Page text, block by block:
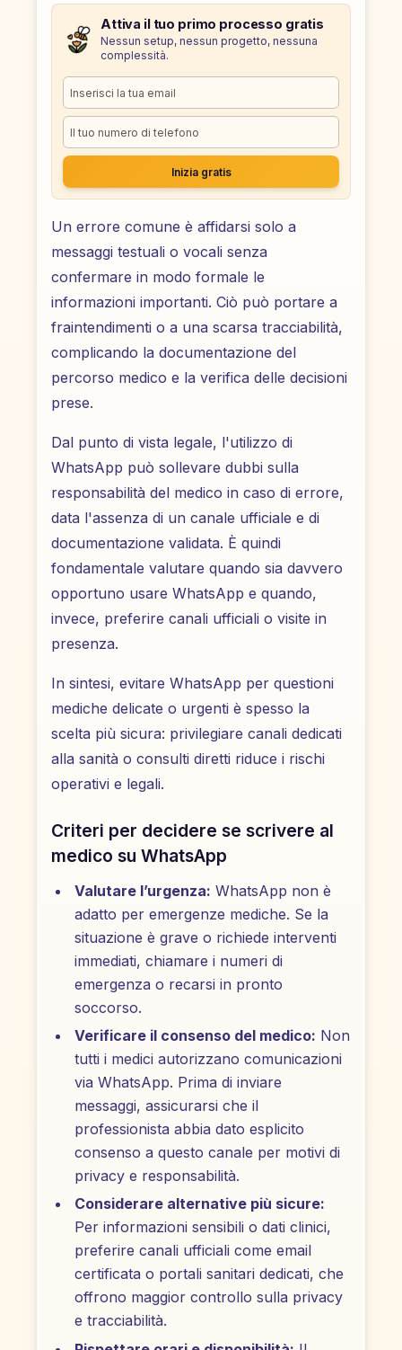
Attiva il tuo primo processo gratis
Nessun setup, nessun progetto, nessuna
complessità.
Inizia gratis
Un errore comune è affidarsi solo a
messaggi testuali o vocali senza
confermare in modo formale le
informazioni importanti. Ciò può portare a
fraintendimenti o a una scarsa tracciabilità,
complicando la documentazione del
percorso medico e la verifica delle decisioni
prese.
Dal punto di vista legale, l'utilizzo di
WhatsApp può sollevare dubbi sulla
responsabilità del medico in caso di errore,
data l'assenza di un canale ufficiale e di
documentazione validata. È quindi
fondamentale valutare quando sia davvero
opportuno usare WhatsApp e quando,
invece, preferire canali ufficiali o visite in
presenza.
In sintesi, evitare WhatsApp per questioni
mediche delicate o urgenti è spesso la
scelta più sicura: privilegiare canali dedicati
alla sanità o consulti diretti riduce i rischi
operativi e legali.
Criteri per decidere se scrivere al
medico su WhatsApp
Valutare l’urgenza: WhatsApp non è
adatto per emergenze mediche. Se la
situazione è grave o richiede interventi
immediati, chiamare i numeri di
emergenza o recarsi in pronto
soccorso.
Verificare il consenso del medico: Non
tutti i medici autorizzano comunicazioni
via WhatsApp. Prima di inviare
messaggi, assicurarsi che il
professionista abbia dato esplicito
consenso a questo canale per motivi di
privacy e responsabilità.
Considerare alternative più sicure:
Per informazioni sensibili o dati clinici,
preferire canali ufficiali come email
certificata o portali sanitari dedicati, che
offrono maggior controllo sulla privacy
e tracciabilità.